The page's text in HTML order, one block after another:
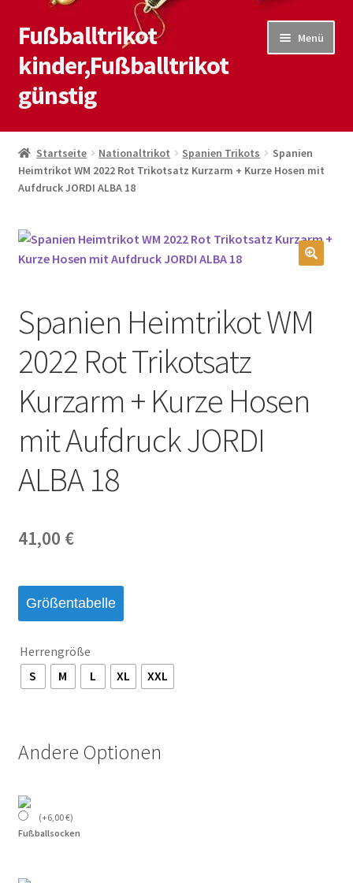
Zur
Navigation
springen
Zum
Inhalt
springen
Fußballtrikot
kinder,Fußballtrikot
günstig
Menü
Start
Blog
Kontaktiere uns
Shop
Startseite Nationaltrikot Spanien Trikots
Spanien
Heimtrikot WM 2022 Rot Trikotsatz Kurzarm + Kurze Hosen mit
Aufdruck JORDI ALBA 18
Spanien Heimtrikot WM
2022 Rot Trikotsatz
Kurzarm + Kurze Hosen
mit Aufdruck JORDI
ALBA 18
41,00 €
Größentabelle
Herrengröße
S
M L XL XXL
Andere Optionen
(+6,00€)
Fußballsocken